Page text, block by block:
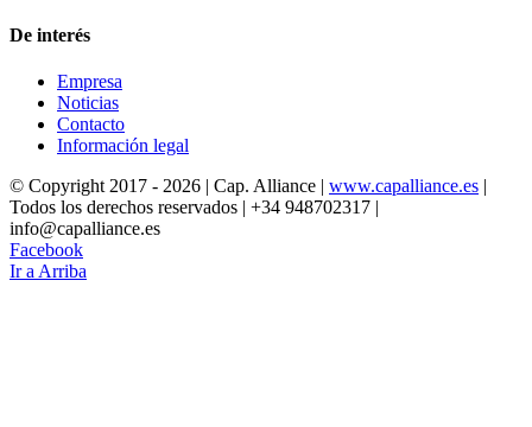
De interés
Empresa
Noticias
Contacto
Información legal
© Copyright 2017 - 2026 | Cap. Alliance | www.capalliance.es |
Todos los derechos reservados | +34 948702317 |
info@capalliance.es
Facebook
Ir a Arriba